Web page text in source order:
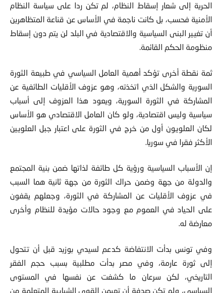
الحرية إلى شعار إسقاط النظام، لم تكن ردا على سياسة النظام
الأمنية فحسب، بل كانت ناجمة في الأساس عن قناعة المتظاهرين
أن تغيير البنى السياسية والاقتصادية في البلد لن يتم دون إسقاط
منظومة الحكم القائمة.
ثمة نقطة أخرى تؤكد أهمية العامل السياسي في طبيعة الثورة
السورية والشكل الذي اتخذته، وهو عزوف الأقليات الطائفية عن
المشاركة في الثورة السورية، ويعود هذا العزوف إلى أسباب
سياسية وليس اقتصادية، ولو كان العامل الاقتصادي هو الأساس
لكان العلويون أول من خرج في الثورة على اعتبار جبل العلويين
الأكثر فقرا في سوريا.
إن الأسباب السياسية ورؤية كل طائفة لذاتها ضمن بنية المجتمع
والدولة من جهة وضمن حراك الثورة من جهة ثانية هما السبب
في عزوف الأقليات عن المشاركة في الثورة، وجعلهم يقفون
على الحياد في العموم مع وجود حالات مؤيدة للنظام وأخرى
معارضة له.
وفي تونس بدأت الانتفاضة كدعم لسيدي بوزيد قبل أن تتحول
إلى ثورة عارمة، وفي مصر بدأت مطلبية بسبب حجم الفقر
التاريخي، لكن سرعان ما كشفت عن نفسها في المستوى
السياسي، ولم تكن صدفة أن تهيمن القوى الشبابية المتعلمة من